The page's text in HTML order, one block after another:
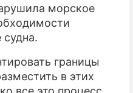
О ПРОЕКТЕ
морское
границы
в этих